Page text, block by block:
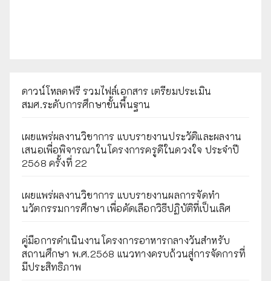
ดาวน์โหลดฟรี รวมไฟล์เอกสาร เตรียมประเมิน
สมศ.ระดับการศึกษาขั้นพื้นฐาน
เผยแพร่ผลงานวิชาการ แบบรายงานประวัติและผลงาน
เสนอเพื่อพิจารณาในโครงการครูดีในดวงใจ ประจำปี
2568 ครั้งที่ 22
เผยแพร่ผลงานวิชาการ แบบรายงานผลการจัดทำ
นวัตกรรมการศึกษา เพื่อคัดเลือกวิธีปฏิบัติที่เป็นเลิศ
คู่มือการดำเนินงานโครงการอาหารกลางวันสำหรับ
สถานศึกษา พ.ศ.2568 แนวทางครบถ้วนสู่การจัดการที่
มีประสิทธิภาพ